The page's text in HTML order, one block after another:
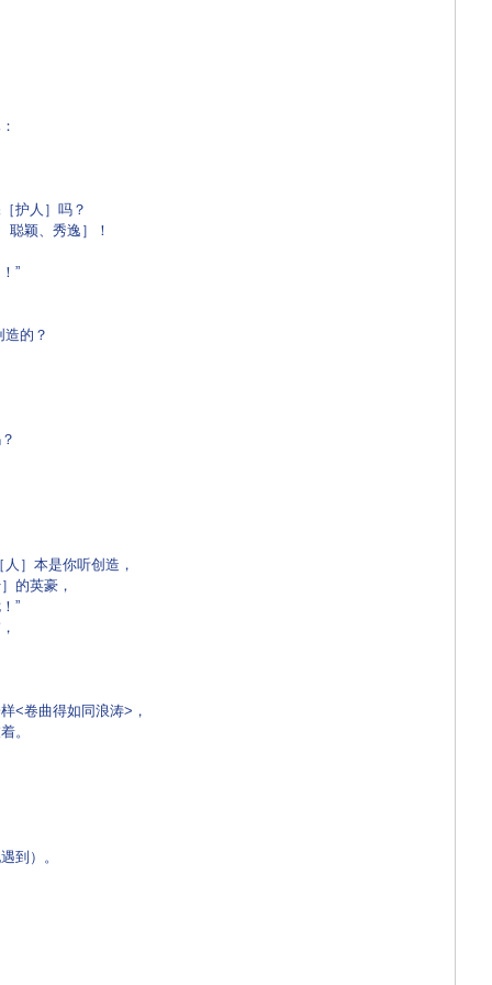
护人］吗？
聪颖、秀逸］！
”
的？
］本是你听创造，
的英豪，
”
<卷曲得如同浪涛>，
。
到）。